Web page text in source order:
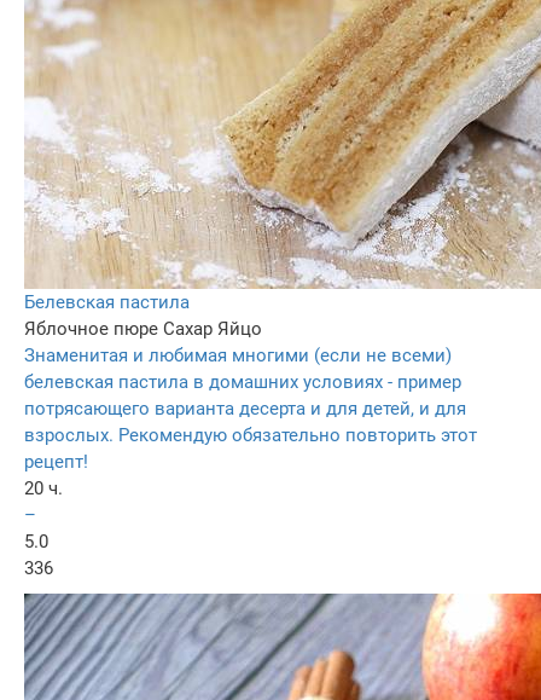
Белевская пастила
Яблочное пюре Сахар Яйцо
Знаменитая и любимая многими (если не всеми)
белевская пастила в домашних условиях - пример
потрясающего варианта десерта и для детей, и для
взрослых. Рекомендую обязательно повторить этот
рецепт!
20 ч.
–
5.0
336